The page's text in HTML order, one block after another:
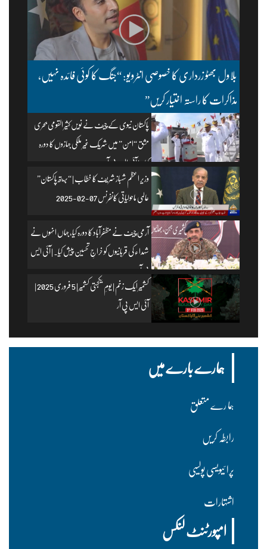
بلاول بھٹو زرداری کا خصوصی انٹرویو: “جنگ کا کوئی فائدہ نہیں،
مذاکرات کا راستہ اختیار کریں”
پاکستان نیوی کے چیف نے نویں کثیر القومی بحری
مشق “امن” میں شریک غیر ملکی جہازوں کا دورہ
کیا۔ | آئی ایس پی آر
وزیرِ اعظم شہباز شریف کا خطاب | “بریتھ پاکستان”
عالمی ماحولیاتی کانفرنس 07-02-2025
آرمی چیف نے مظفرآباد کا دورہ کیا، جہاں انہوں نے
شہداء کی قربانیوں کو خراجِ تحسین پیش کیا۔ | آئی ایس
پی آر
کشمیر ایک زخم | یومِ یکجہتی کشمیر | 5 فروری 2025 |
آئی ایس پی آر
ہمارے بارے میں
ہما رے متعلق
رابطہ کریں
پرا ئیویسی پولسیی
اشتہارات
امپورٹنٹ لنکس